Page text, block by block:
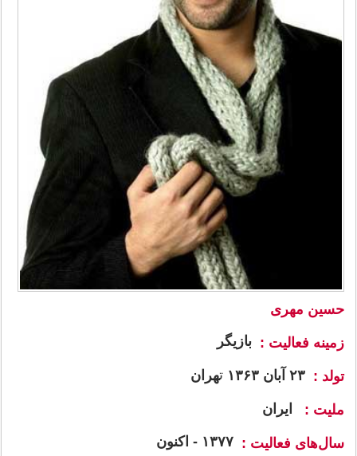
حسین مهری
زمینه فعالیت : بازیگر
تولد : تهران
ملیت : ایران
سال‌های فعالیت :